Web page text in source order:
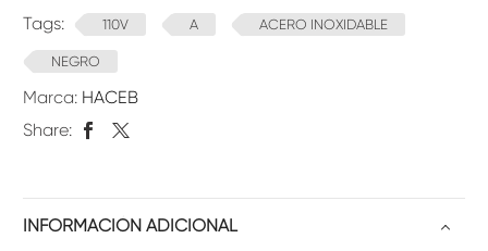
Tags:
110V A ACERO INOXIDABLE
NEGRO
Marca: HACEB
Share:
INFORMACIÓN ADICIONAL